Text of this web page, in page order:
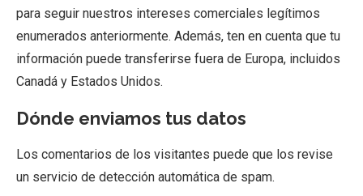
para seguir nuestros intereses comerciales legítimos
enumerados anteriormente. Además, ten en cuenta que tu
información puede transferirse fuera de Europa, incluidos
Canadá y Estados Unidos.
Dónde enviamos tus datos
Los comentarios de los visitantes puede que los revise
un servicio de detección automática de spam.